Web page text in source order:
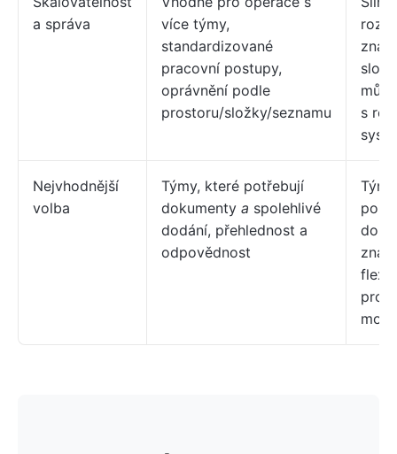
a správa
více týmy,
standardizované
pracovní postupy,
oprávnění podle
prostoru/složky/seznamu
s
Nejvhodnější
volba
Týmy, které potřebují
dokumenty a spolehlivé
dodání, přehlednost a
odpovědnost